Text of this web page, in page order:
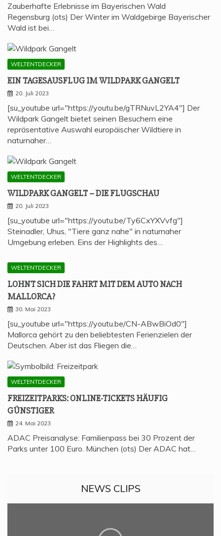
Zauberhafte Erlebnisse im Bayerischen Wald
Regensburg (ots) Der Winter im Waldgebirge Bayerischer
Wald ist bei…
WELTENTDECKER
EIN TAGES­AUS­FLUG IM WILD­PARK GANGELT
20. Juli 2023
[su_youtube url="https://youtu.be/gTRNuvL2YA4"] Der
Wildpark Gangelt bietet seinen Besuchern eine
repräsentative Auswahl europäischer Wildtiere in
naturnaher…
WELTENTDECKER
WILD­PARK GAN­GELT – DIE FLUGSCHAU
20. Juli 2023
[su_youtube url="https://youtu.be/Ty6CxYXVvfg"]
Steinadler, Uhus, "Tiere ganz nahe" in naturnaher
Umgebung erleben. Eins der Highlights des…
WELTENTDECKER
LOHNT SICH DIE FAHRT MIT DEM AUTO NACH
MALLORCA?
30. Mai 2023
[su_youtube url="https://youtu.be/CN-ABwBiOd0"]
Mallorca gehört zu den beliebtesten Ferienzielen der
Deutschen. Aber ist das Fliegen die…
WELTENTDECKER
FREI­ZEIT­PARKS: ONLINE-TICKETS HÄU­FIG
GÜNSTIGER
24. Mai 2023
ADAC Preisanalyse: Familienpass bei 30 Prozent der
Parks unter 100 Euro. München (ots) Der ADAC hat…
NEWS CLIPS